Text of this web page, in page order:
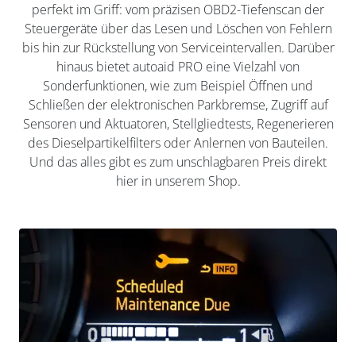
perfekt im Griff: vom präzisen OBD2-Tiefenscan der
Steuergeräte über das Lesen und Löschen von Fehlern
bis hin zur Rückstellung von Serviceintervallen. Darüber
hinaus bietet autoaid PRO eine Vielzahl von
Sonderfunktionen, wie zum Beispiel Öffnen und
Schließen der elektronischen Parkbremse, Zugriff auf
Sensoren und Aktuatoren, Stellgliedtests, Regenerieren
des Dieselpartikelfilters oder Anlernen von Bauteilen.
Und das alles gibt es zum unschlagbaren Preis direkt
hier in unserem Shop.